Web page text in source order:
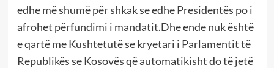
edhe më shumë për shkak se edhe Presidentës po i
afrohet përfundimi i mandatit.Dhe ende nuk është
e qartë me Kushtetutë se kryetari i Parlamentit të
Republikës se Kosovës që automatikisht do të jetë